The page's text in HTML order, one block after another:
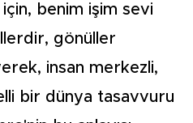
benim işim sevi
gönüller
insan merkezli,
bir dünya tasavvuru